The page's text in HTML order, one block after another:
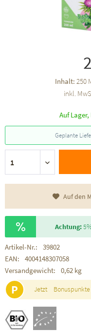
Inhalt: 250
inkl.
Auf
Geplante
Auf den
Achtung:
Artikel-Nr.:
39802
EAN:
4004148307058
Versandgewicht:
0,62 kg
P Jetzt